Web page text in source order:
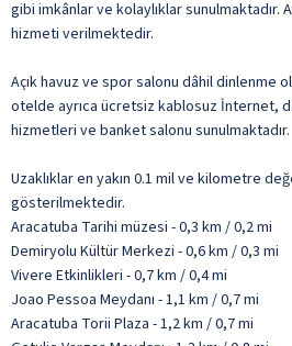
gibi imkânlar ve kolaylıklar sunulmaktadır.
hizmeti verilmektedir.
Açık havuz ve spor salonu dâhil dinlenme
otelde ayrıca ücretsiz kablosuz İnternet,
hizmetleri ve banket salonu sunulmaktadır.
Uzaklıklar en yakın 0.1 mil ve kilometre
gösterilmektedir.
Aracatuba Tarihi müzesi - 0,3 km / 0,2 mi
Demiryolu Kültür Merkezi - 0,6 km / 0,3 mi
Vivere Etkinlikleri - 0,7 km / 0,4 mi
Joao Pessoa Meydanı - 1,1 km / 0,7 mi
Aracatuba Torii Plaza - 1,2 km / 0,7 mi